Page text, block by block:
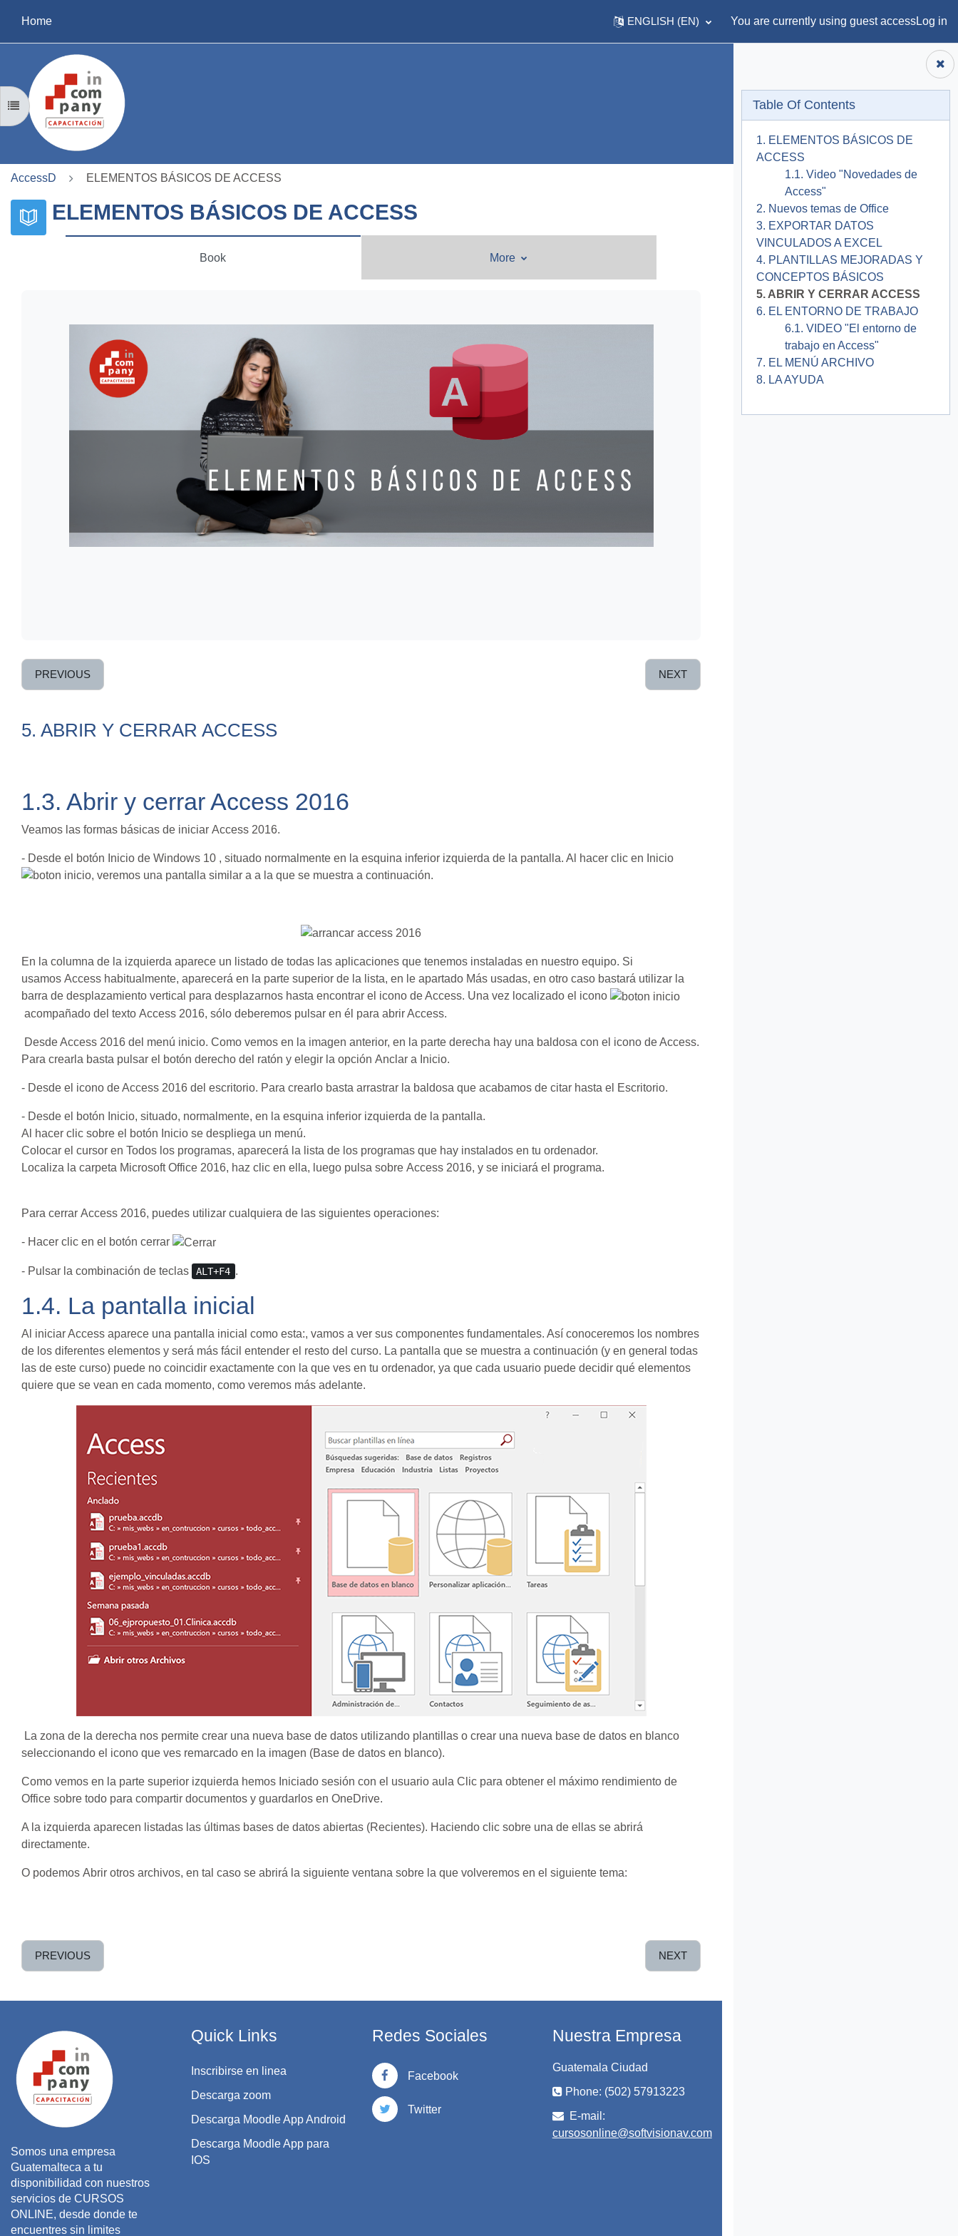
Home
ENGLISH ‎(EN)‎ You are currently using guest accessLog in
Skip Table of contents
Table Of Contents
1. ELEMENTOS BÁSICOS DE
ACCESS
1.1. Video "Novedades de
Access"
2. Nuevos temas de Office
3. EXPORTAR DATOS
VINCULADOS A EXCEL
4. PLANTILLAS MEJORADAS Y
CONCEPTOS BÁSICOS
5. ABRIR Y CERRAR ACCESS
6. EL ENTORNO DE TRABAJO
6.1. VIDEO "El entorno de
trabajo en Access"
7. EL MENÚ ARCHIVO
8. LA AYUDA
OPEN COURSE INDEX
AccessD ELEMENTOS BÁSICOS DE ACCESS
ELEMENTOS BÁSICOS DE ACCESS
Book More
PREVIOUS NEXT
5. ABRIR Y CERRAR ACCESS
1.3. Abrir y cerrar Access 2016
Veamos las formas básicas de iniciar Access 2016.
- Desde el botón Inicio de Windows 10 , situado normalmente en la esquina inferior izquierda de la pantalla. Al hacer clic en Inicio
, veremos una pantalla similar a a la que se muestra a continuación.
En la columna de la izquierda aparece un listado de todas las aplicaciones que tenemos instaladas en nuestro equipo. Si
usamos Access habitualmente, aparecerá en la parte superior de la lista, en le apartado Más usadas, en otro caso bastará utilizar la
barra de desplazamiento vertical para desplazarnos hasta encontrar el icono de Access. Una vez localizado el icono
acompañado del texto Access 2016, sólo deberemos pulsar en él para abrir Access.
Desde Access 2016 del menú inicio. Como vemos en la imagen anterior, en la parte derecha hay una baldosa con el icono de Access.
Para crearla basta pulsar el botón derecho del ratón y elegir la opción Anclar a Inicio.
- Desde el icono de Access 2016 del escritorio. Para crearlo basta arrastrar la baldosa que acabamos de citar hasta el Escritorio.
- Desde el botón Inicio, situado, normalmente, en la esquina inferior izquierda de la pantalla.
Al hacer clic sobre el botón Inicio se despliega un menú.
Colocar el cursor en Todos los programas, aparecerá la lista de los programas que hay instalados en tu ordenador.
Localiza la carpeta Microsoft Office 2016, haz clic en ella, luego pulsa sobre Access 2016, y se iniciará el programa.
Para cerrar Access 2016, puedes utilizar cualquiera de las siguientes operaciones:
- Hacer clic en el botón cerrar
- Pulsar la combinación de teclas ALT+F4 .
1.4. La pantalla inicial
Al iniciar Access aparece una pantalla inicial como esta:, vamos a ver sus componentes fundamentales. Así conoceremos los nombres
de los diferentes elementos y será más fácil entender el resto del curso. La pantalla que se muestra a continuación (y en general todas
las de este curso) puede no coincidir exactamente con la que ves en tu ordenador, ya que cada usuario puede decidir qué elementos
quiere que se vean en cada momento, como veremos más adelante.
La zona de la derecha nos permite crear una nueva base de datos utilizando plantillas o crear una nueva base de datos en blanco
seleccionando el icono que ves remarcado en la imagen (Base de datos en blanco).
Como vemos en la parte superior izquierda hemos Iniciado sesión con el usuario aula Clic para obtener el máximo rendimiento de
Office sobre todo para compartir documentos y guardarlos en OneDrive.
A la izquierda aparecen listadas las últimas bases de datos abiertas (Recientes). Haciendo clic sobre una de ellas se abrirá
directamente.
O podemos Abrir otros archivos, en tal caso se abrirá la siguiente ventana sobre la que volveremos en el siguiente tema:
PREVIOUS NEXT
Somos una empresa
Guatemalteca a tu
disponibilidad con nuestros
servicios de CURSOS
ONLINE, desde donde te
encuentres sin limites
Quick Links
Inscribirse en linea
Descarga zoom
Descarga Moodle App Android
Descarga Moodle App para
IOS
Redes Sociales
Facebook
Twitter
Nuestra Empresa
Guatemala Ciudad
Phone: (502) 57913223
E-mail:
cursosonline@softvisionav.com